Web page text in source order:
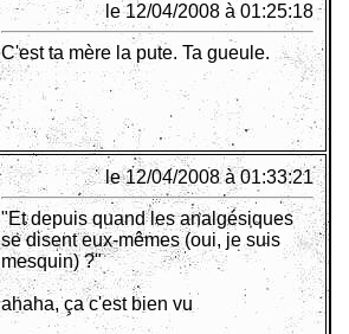
le 12/04/2008 à 01:25:18
C'est ta mère la pute. Ta gueule.
le 12/04/2008 à 01:33:21
"Et depuis quand les analgésiques
se disent eux-mêmes (oui, je suis
mesquin) ?"
ahaha, ça c'est bien vu